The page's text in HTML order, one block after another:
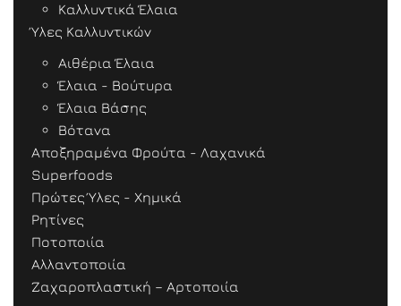
Καλλυντικά Έλαια
Ύλες Καλλυντικών
Αιθέρια Έλαια
Έλαια - Βούτυρα
Έλαια Βάσης
Βότανα
Αποξηραμένα Φρούτα - Λαχανικά
Superfoods
Πρώτες Ύλες - Χημικά
Ρητίνες
Ποτοποιία
Αλλαντοποιία
Ζαχαροπλαστική – Αρτοποιία